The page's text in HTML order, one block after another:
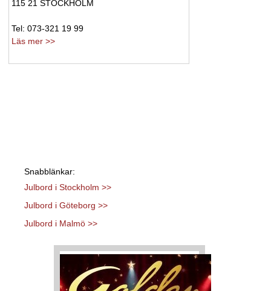
115 21 STOCKHOLM
Tel: 073-321 19 99
Läs mer >>
Snabblänkar:
Julbord i Stockholm >>
Julbord i Göteborg >>
Julbord i Malmö >>